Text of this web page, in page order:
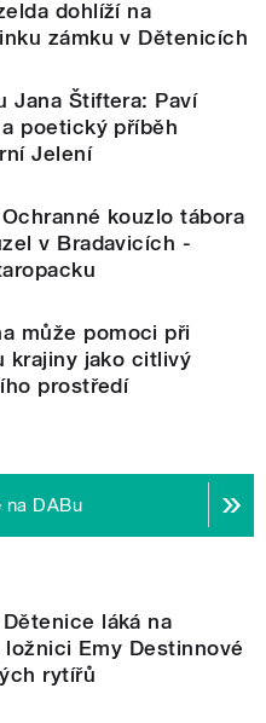
dohlíží na
zámku v Dětenicích
Jana Štiftera: Paví
poetický příběh
Jelení
kouzlo tábora
v Bradavicích -
může pomoci při
krajiny jako citlivý
prostředí
na DABu
láká na
Emy Destinnové
rytířů